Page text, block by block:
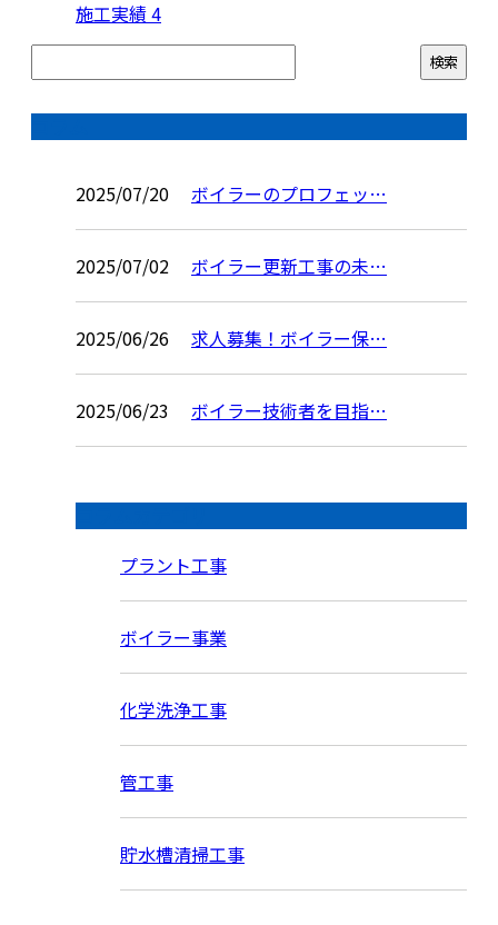
施工実績4
2025/07/20 ボイラーのプロフェッ…
2025/07/02 ボイラー更新工事の未…
2025/06/26 求人募集！ボイラー保…
2025/06/23 ボイラー技術者を目指…
プラント工事
ボイラー事業
化学洗浄工事
管工事
貯水槽清掃工事